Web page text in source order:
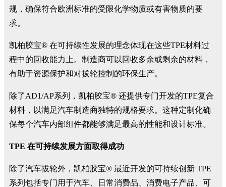
规，确保符合欧洲标准的受限化学物质或有害物质的要
求。
凯柏胶宝® 在可持续性发展的理念体现在这些TPE材料过
程中的回收能力上。制造商可以回收多余或剩余的材料，
有助于资源保护和对拔轮控制的环保生产。
除了AD1/AP系列，凯柏胶宝® 还提供专门开发的TPE复合
材料，以满足汽车制造商独特的规格要求。这种定制化确
保每个汽车内部组件都能够满足最高的性能和设计标准。
TPE 在可持续发展方面取得成功
除了汽车拔轮外，凯柏胶宝® 最近开发的可持续创新 TPE
系列包括专门用于汽车、日常消费品、消费电子产品、可